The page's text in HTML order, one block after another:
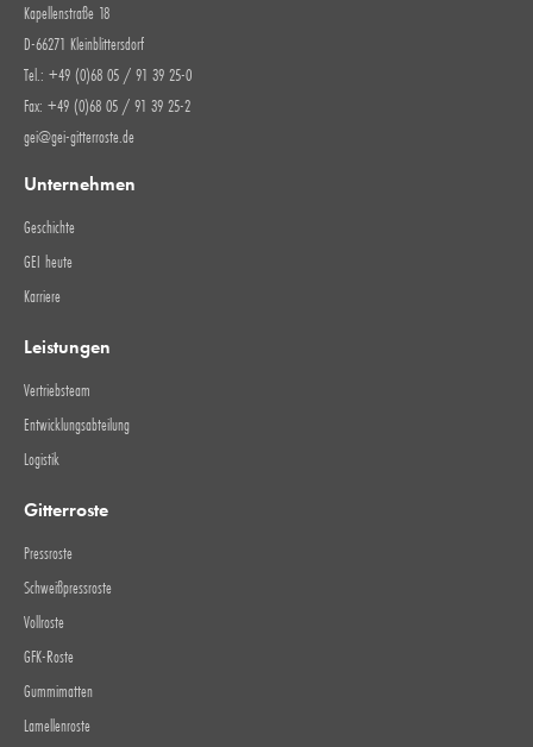
Kapellenstraße 18
D-66271 Kleinblittersdorf
Tel.: +49 (0)68 05 / 91 39 25-0
Fax: +49 (0)68 05 / 91 39 25-2
gei@gei-gitterroste.de
Unternehmen
Geschichte
GEI heute
Karriere
Leistungen
Vertriebsteam
Entwicklungsabteilung
Logistik
Gitterroste
Pressroste
Schweißpressroste
Vollroste
GFK-Roste
Gummimatten
Lamellenroste